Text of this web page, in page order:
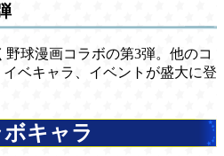
球漫画コラボの第3弾。他のコ
ベキャラ、イベントが盛大に登
キャラ